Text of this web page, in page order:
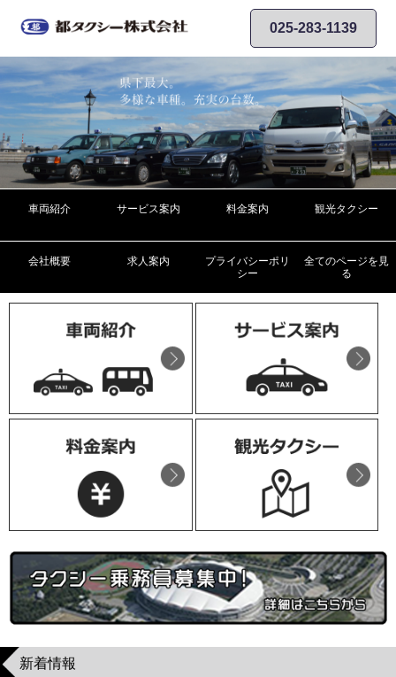
025-283-1139
車両紹介 サービス案内 料金案内 観光タクシー
会社概要 求人案内
プライバシーポリ
シー
全てのページを見
る
新着情報